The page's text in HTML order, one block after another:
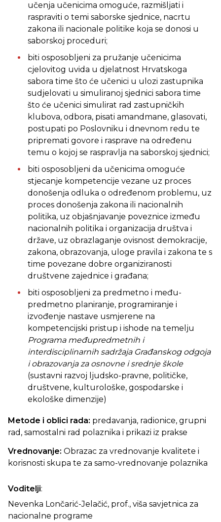
učenja učenicima omoguće, razmišljati i
raspraviti o temi saborske sjednice, nacrtu
zakona ili nacionale politike koja se donosi u
saborskoj proceduri;
biti osposobljeni za pružanje učenicima
cjelovitog uvida u djelatnost Hrvatskoga
sabora time što će učenici u ulozi zastupnika
sudjelovati u simuliranoj sjednici sabora time
što će učenici simulirat rad zastupničkih
klubova, odbora, pisati amandmane, glasovati,
postupati po Poslovniku i dnevnom redu te
pripremati govore i rasprave na određenu
temu o kojoj se raspravlja na saborskoj sjednici;
biti osposobljeni da učenicima omoguće
stjecanje kompetencije vezane uz proces
donošenja odluka o određenom problemu, uz
proces donošenja zakona ili nacionalnih
politika, uz objašnjavanje poveznice između
nacionalnih politika i organizacija društva i
države, uz obrazlaganje ovisnost demokracije,
zakona, obrazovanja, uloge pravila i zakona te s
time povezane dobre organiziranosti
društvene zajednice i građana;
biti osposobljeni za predmetno i među-
predmetno planiranje, programiranje i
izvođenje nastave usmjerene na
kompetencijski pristup i ishode na temelju
Programa međupredmetnih i
interdisciplinarnih sadržaja Građanskog odgoja
i obrazovanja za osnovne i srednje škole
(sustavni razvoj ljudsko-pravne, političke,
društvene, kulturološke, gospodarske i
ekološke dimenzije)
Metode i oblici rada: predavanja, radionice, grupni
rad, samostalni rad polaznika i prikazi iz prakse
Vrednovanje: Obrazac za vrednovanje kvalitete i
korisnosti skupa te za samo-vrednovanje polaznika
Voditelji:
Nevenka Lončarić-Jelačić, prof., viša savjetnica za
nacionalne programe